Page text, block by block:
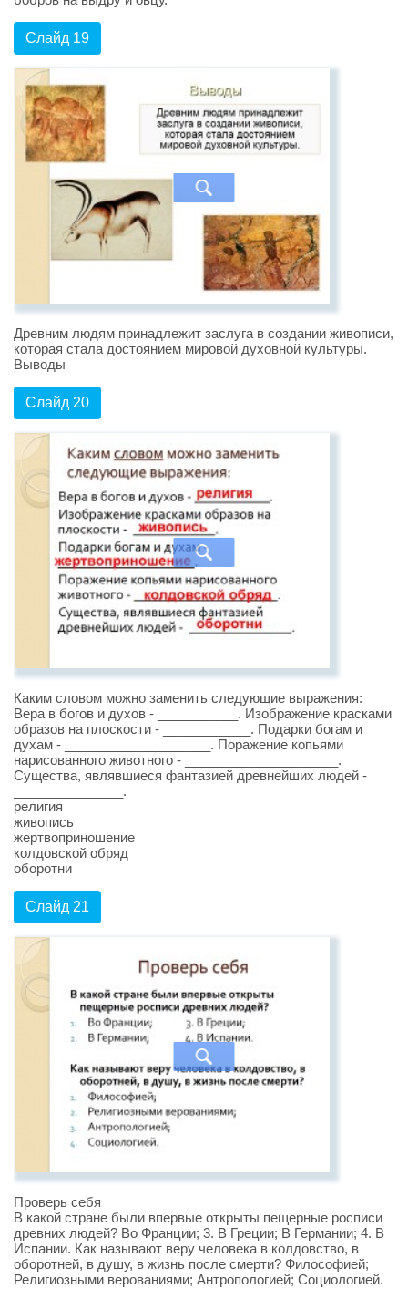
Слайд 19
Древним людям принадлежит заслуга в создании живописи,
которая стала достоянием мировой духовной культуры.
Выводы
Слайд 20
Каким словом можно заменить следующие выражения:
Вера в богов и духов - ___________. Изображение красками
образов на плоскости - ____________. Подарки богам и
духам - ____________________. Поражение копьями
нарисованного животного - _____________________.
Существа, являвшиеся фантазией древнейших людей -
_______________.
религия
живопись
жертвоприношение
колдовской обряд
оборотни
Слайд 21
Проверь себя
В какой стране были впервые открыты пещерные росписи
древних людей? Во Франции; 3. В Греции; В Германии; 4. В
Испании. Как называют веру человека в колдовство, в
оборотней, в душу, в жизнь после смерти? Философией;
Религиозными верованиями; Антропологией; Социологией.